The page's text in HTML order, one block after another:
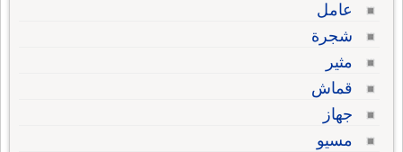
عامل
شجرة
مثير
قماش
جهاز
مسيو